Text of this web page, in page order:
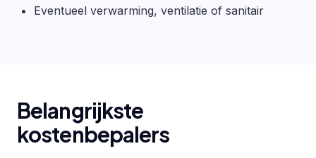
Eventueel verwarming, ventilatie of sanitair
Belangrijkste
kostenbepalers